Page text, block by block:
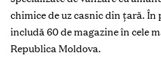
chimice de uz casnic din ţară. În
includă 60 de magazine în cele
Republica Moldova.